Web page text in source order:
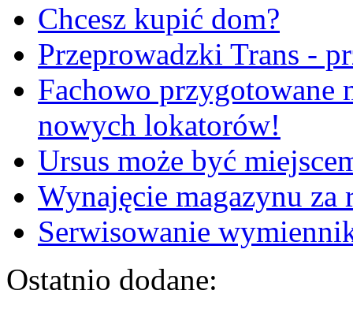
Chcesz kupić dom?
Przeprowadzki Trans -
Fachowo przygotowane
nowych lokatorów!
Ursus może być
Wynajęcie magazynu za
Serwisowanie
Ostatnio dodane: